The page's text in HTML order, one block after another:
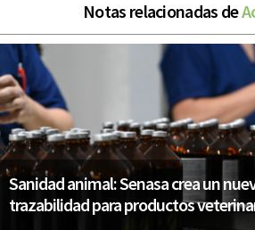
Notas relacionadas de
Sanidad animal: Senasa crea un
trazabilidad para productos